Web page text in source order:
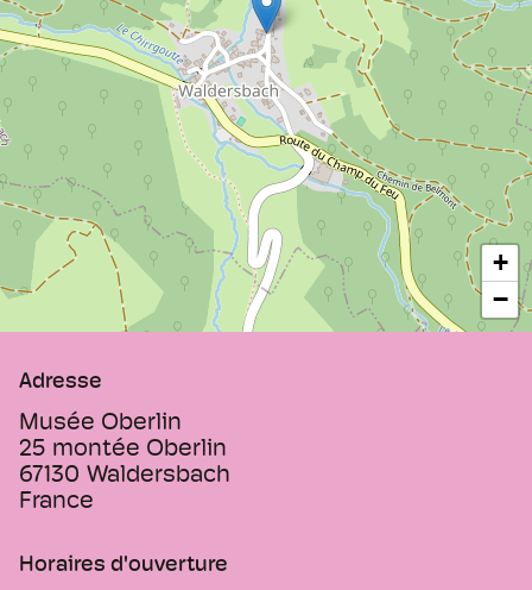
l’éveil, où pour la première fois sont mis en
avant les principes de respect du rythme
de l’enfant, le corps est sollicité par des
exercices physiques, tout apprentissage y
génère une production et le besoin de
jouer participe à ces mêmes
apprentissages.
+
−
Adresse
Musée Oberlin
25 montée Oberlin
67130 Waldersbach
France
Horaires d'ouverture